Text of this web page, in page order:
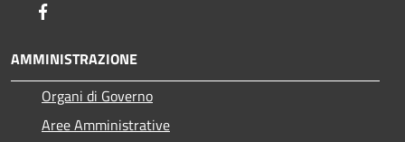
AMMINISTRAZIONE
Organi di Governo
Aree Amministrative